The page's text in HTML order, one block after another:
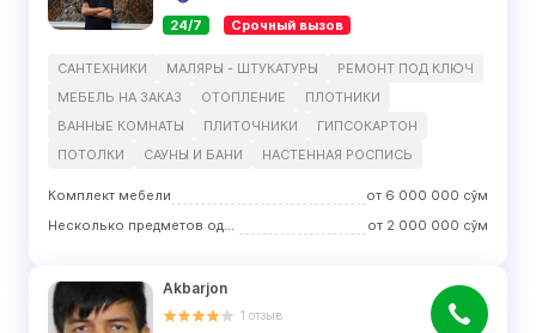
24/7 Срочный вызов
САНТЕХНИКИ МАЛЯРЫ - ШТУКАТУРЫ
РЕМОНТ ПОД КЛЮЧ
МЕБЕЛЬ НА ЗАКАЗ
ОТОПЛЕНИЕ
ПЛОТНИКИ
ВАННЫЕ КОМНАТЫ
ПЛИТОЧНИКИ
ГИПСОКАРТОН
ПОТОЛКИ
САУНЫ И БАНИ НАСТЕННАЯ РОСПИСЬ
Комплект мебели от 6 000 000 сўм
Несколько предметов одного вида
от 2 000 000 сўм
Akbarjon
1 отзыв